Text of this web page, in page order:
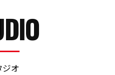
ジオ